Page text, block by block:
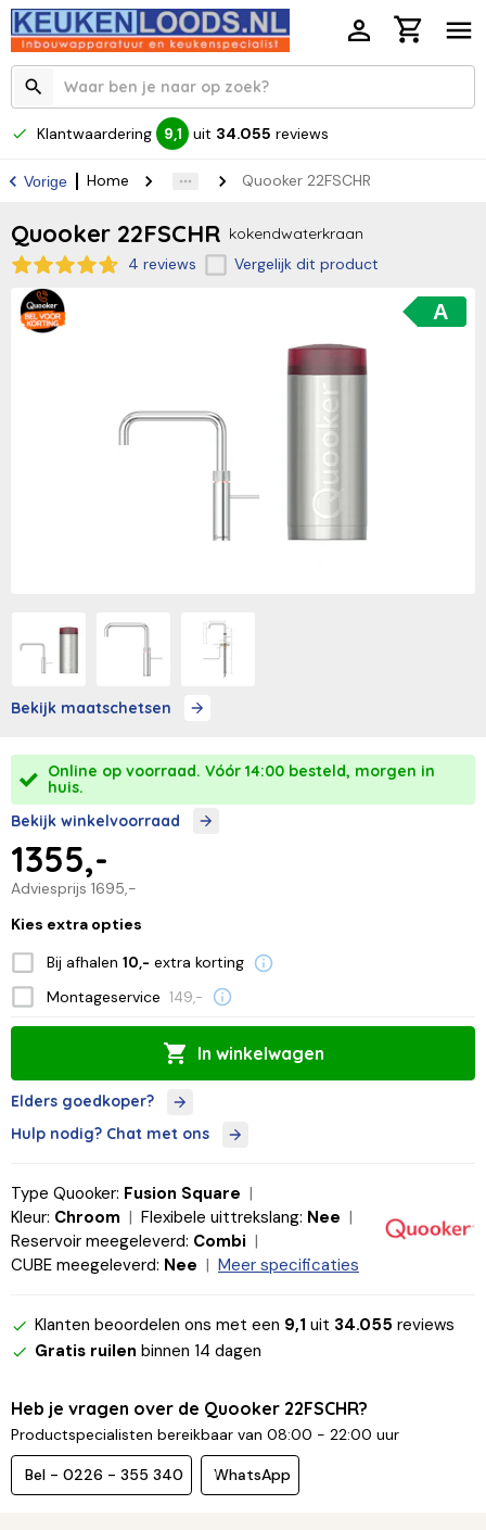
Klantwaardering 9,1 uit 34.055 reviews
Vorige Home Quooker 22FSCHR
Quooker 22FSCHR kokendwaterkraan
4 reviews
Vergelijk dit product
A
Bekijk maatschetsen
Online op voorraad. Vóór 14:00 besteld, morgen in
huis.
Bekijk winkelvoorraad
Adviesprijs 1695,-
1355,-
Kies extra opties
Bij afhalen 10,- extra korting
Montageservice 149,-
In winkelwagen
Elders goedkoper?
Hulp nodig? Chat met ons
Type Quooker: Fusion Square
Kleur: Chroom Flexibele uittrekslang: Nee
Reservoir meegeleverd: Combi
CUBE meegeleverd: Nee Meer specificaties
Klanten beoordelen ons met een 9,1 uit 34.055 reviews
Gratis ruilen binnen 14 dagen
Heb je vragen over de Quooker 22FSCHR?
Productspecialisten bereikbaar van 08:00 - 22:00 uur
Bel - 0226 - 355 340 WhatsApp